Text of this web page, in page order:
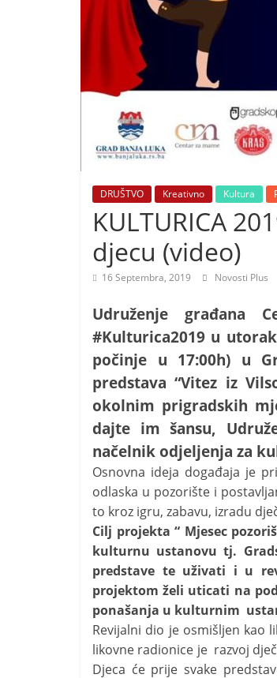
t
n
DRUŠTVO Kreativno Kultura
KULTURICA
djecu (video)
16 Septembra, 2019 Novosti Plus
Udruženje građana
#Kulturica2019 u
počinje u 17:00h) u
predstava “Vitez iz
okolnim prigradskih
dajte im šansu,
načelnik odjeljenja za
Osnovna ideja događaja je
odlaska u pozorište i
to kroz igru, zabavu, izradu
Cilj projekta “ Mjesec
kulturnu ustanovu tj.
predstave te uživati i u
projektom želi uticati na
ponašanja u kulturnim
Revijalni dio je osmišljen kao
likovne radionice je razvoj
Djeca će prije svake